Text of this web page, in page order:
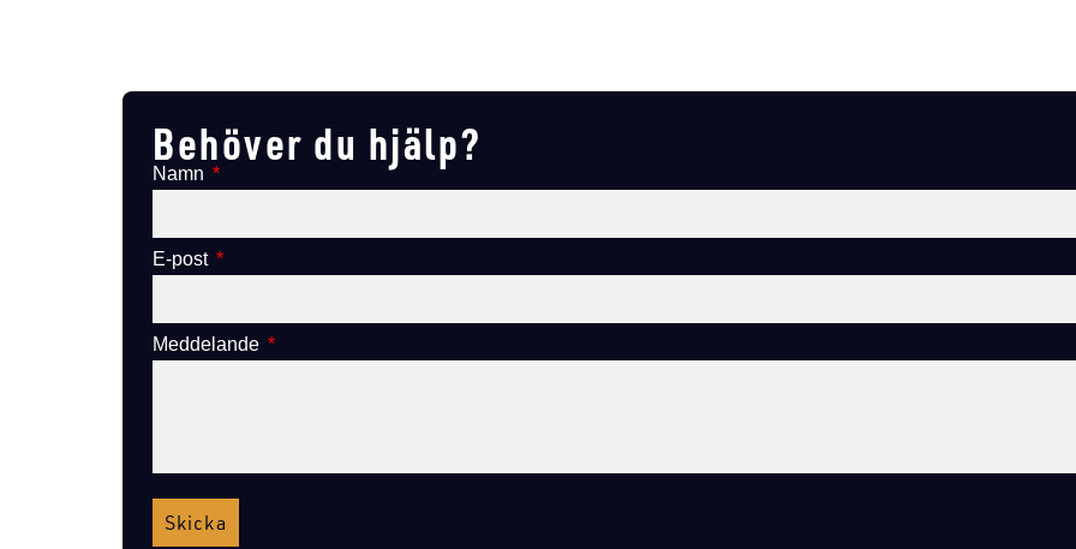
Behöver du hjälp?
Namn
E-post
Meddelande
Skicka